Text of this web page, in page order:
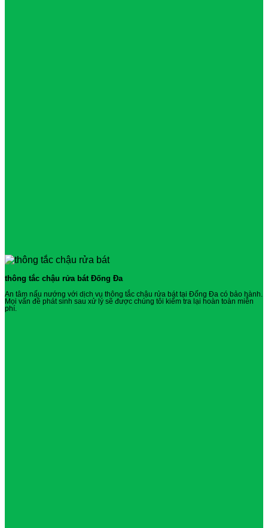
thông tắc chậu rửa bát Đống Đa
An tâm nấu nướng với dịch vụ thông tắc chậu rửa bát tại Đống Đa có bảo hành.
Mọi vấn đề phát sinh sau xử lý sẽ được chúng tôi kiểm tra lại hoàn toàn miễn
phí.